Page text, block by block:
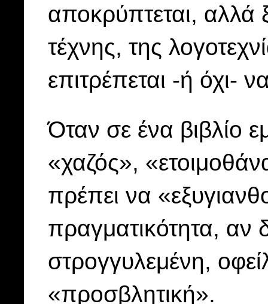
αποκρύπτεται, αλλά
τέχνης, της
επιτρέπεται -ή όχι-
Όταν σε ένα βιβλίο
«χαζός»,
πρέπει να
πραγματικότητα, αν
στρογγυλεμένη,
«προσβλητική».